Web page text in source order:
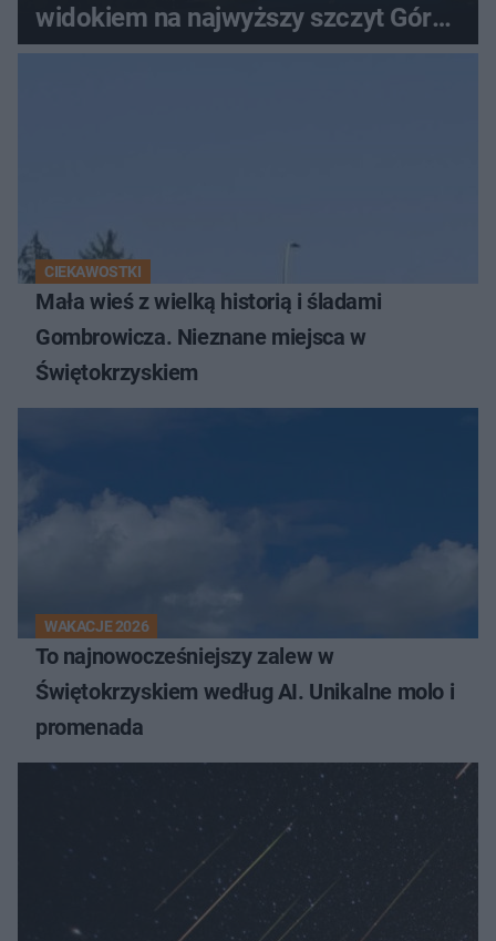
widokiem na najwyższy szczyt Gór
Świętokrzyskich
CIEKAWOSTKI
Mała wieś z wielką historią i śladami
Gombrowicza. Nieznane miejsca w
Świętokrzyskiem
WAKACJE 2026
To najnowocześniejszy zalew w
Świętokrzyskiem według AI. Unikalne molo i
promenada